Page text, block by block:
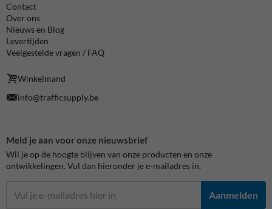
Contact
Over ons
Nieuws en Blog
Levertijden
Veelgestelde vragen / FAQ
Winkelmand
info@trafficsupply.be
Meld je aan voor onze nieuwsbrief
Wil je op de hoogte blijven van onze producten en onze
ontwikkelingen. Vul dan hieronder je e-mailadres in.
Aanmelden